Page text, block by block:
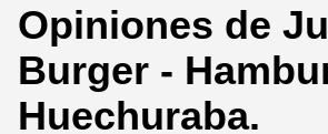
Opiniones de
Burger -
Huechuraba.